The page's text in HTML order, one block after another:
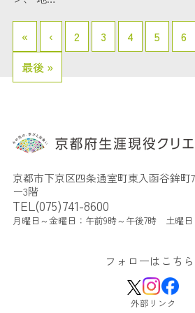
« ‹ 2 3 4 5 6
最後 »
京都市下京区四条通室町東入函谷鉾町
ー3階
TEL(075)741-8600
月曜日～金曜日：午前9時～午後7時 土曜日
フォローはこちら
外部リンク